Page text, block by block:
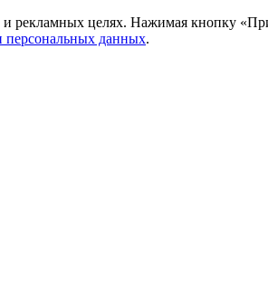
и рекламных целях. Нажимая кнопку
персональных данных.